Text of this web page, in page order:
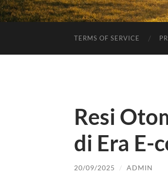
TERMS OF SERVICE
Resi
di Era E-
20/09/2025 / ADMIN